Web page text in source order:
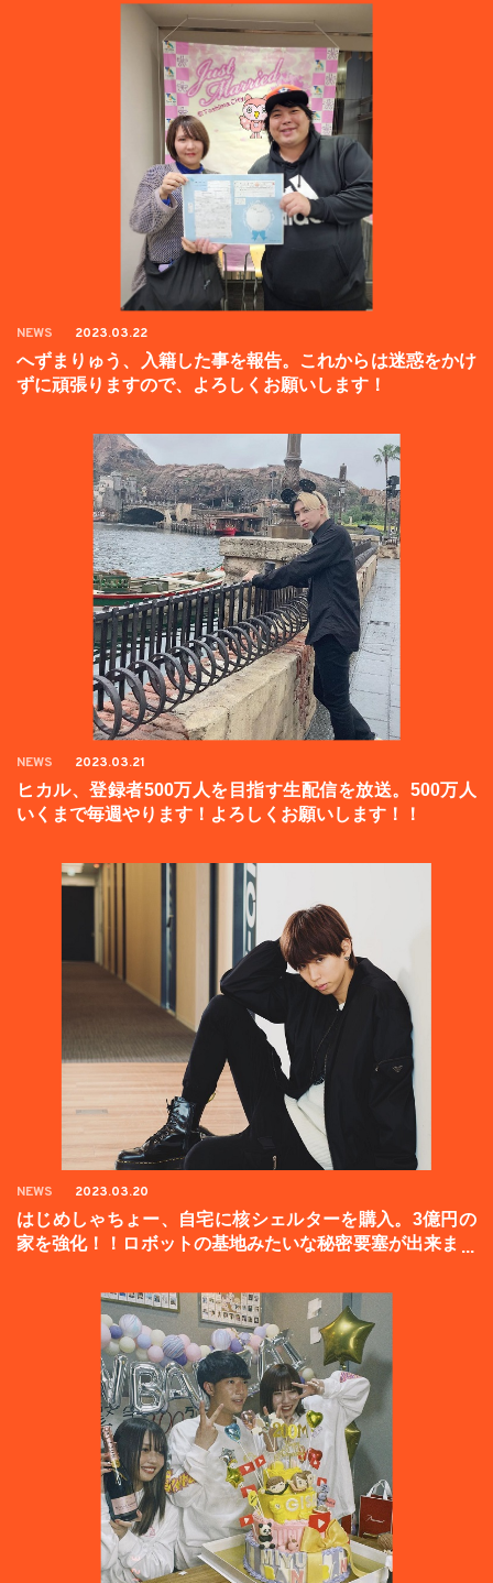
NEWS 2023.03.22
へずまりゅう、入籍した事を報告。これからは迷惑をかけ
ずに頑張りますので、よろしくお願いします！
NEWS 2023.03.21
ヒカル、登録者500万人を目指す生配信を放送。500万人
いくまで毎週やります！よろしくお願いします！！
NEWS 2023.03.20
はじめしゃちょー、自宅に核シェルターを購入。3億円の
家を強化！！ロボットの基地みたいな秘密要塞が出来まし